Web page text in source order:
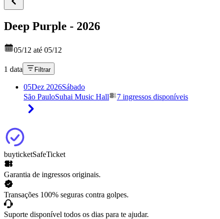
Deep Purple - 2026
05/12 até 05/12
1 data Filtrar
05Dez 2026Sábado
São PauloSuhai Music Hall 7 ingressos disponíveis
buyticketSafeTicket
Garantia de ingressos originais.
Transações 100% seguras contra golpes.
Suporte disponível todos os dias para te ajudar.